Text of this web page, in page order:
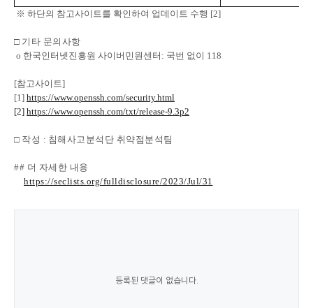
※ 하단의 참고사이트를 확인하여 업데이트 수행 [2]
□ 기타 문의사항
o 한국인터넷진흥원 사이버민원센터 : 국번 없이 118
[참고사이트]
[1] https://www.openssh.com/security.html
[2] https://www.openssh.com/txt/release-9.3p2
□ 작성 : 침해사고분석단 취약점분석팀
## 더 자세한 내용
https://seclists.org/fulldisclosure/2023/Jul/31
등록된 댓글이 없습니다.